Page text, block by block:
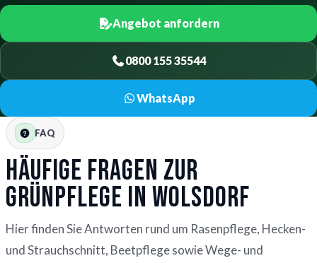
Angebot anfordern
0800 155 35544
WhatsApp
FAQ
Häufige Fragen zur
Grünpflege in Wolsdorf
Hier finden Sie Antworten rund um Rasenpflege, Hecken-
und Strauchschnitt, Beetpflege sowie Wege- und